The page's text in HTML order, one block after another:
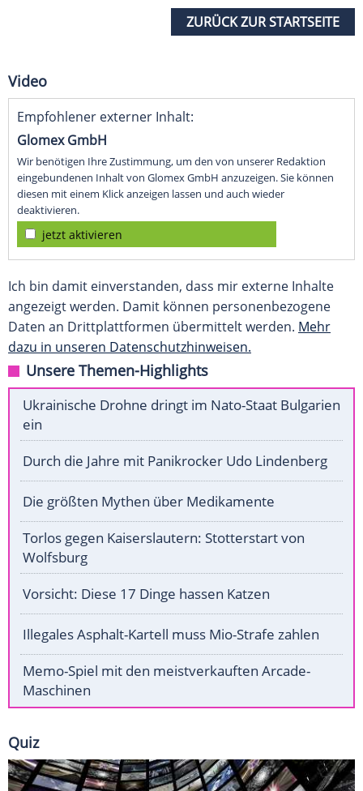
ZURÜCK ZUR STARTSEITE
Video
Empfohlener externer Inhalt:
Glomex GmbH
Wir benötigen Ihre Zustimmung, um den von unserer Redaktion
eingebundenen Inhalt von Glomex GmbH anzuzeigen. Sie können
diesen mit einem Klick anzeigen lassen und auch wieder
deaktivieren.
jetzt aktivieren
Ich bin damit einverstanden, dass mir externe Inhalte
angezeigt werden. Damit können personenbezogene
Daten an Drittplattformen übermittelt werden. Mehr
dazu in unseren Datenschutzhinweisen.
Unsere Themen-Highlights
Ukrainische Drohne dringt im Nato-Staat Bulgarien
ein
Durch die Jahre mit Panikrocker Udo Lindenberg
Die größten Mythen über Medikamente
Torlos gegen Kaiserslautern: Stotterstart von
Wolfsburg
Vorsicht: Diese 17 Dinge hassen Katzen
Illegales Asphalt-Kartell muss Mio-Strafe zahlen
Memo-Spiel mit den meistverkauften Arcade-
Maschinen
Quiz